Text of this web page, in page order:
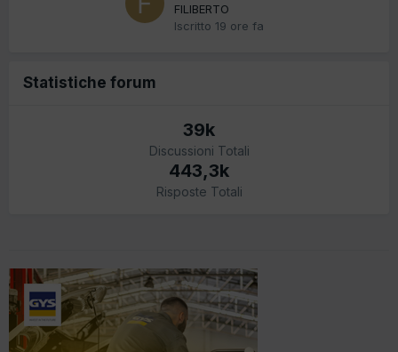
FILIBERTO
Iscritto 19 ore fa
Statistiche forum
39k
Discussioni Totali
443,3k
Risposte Totali